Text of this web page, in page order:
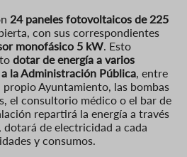
24 paneles fotovoltaicos de 225
con sus correspondientes
monofásico 5 kW . Esto
dotar de energía a varios
la Administración Pública , entre
propio Ayuntamiento, las bombas
el consultorio médico o el bar de
repartirá la energía a través
dotará de electricidad a cada
y consumos.